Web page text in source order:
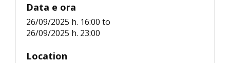
Data e ora
26/09/2025 h. 16:00 to
26/09/2025 h. 23:00
Location